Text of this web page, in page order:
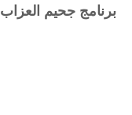
برنامج جحيم العزاب